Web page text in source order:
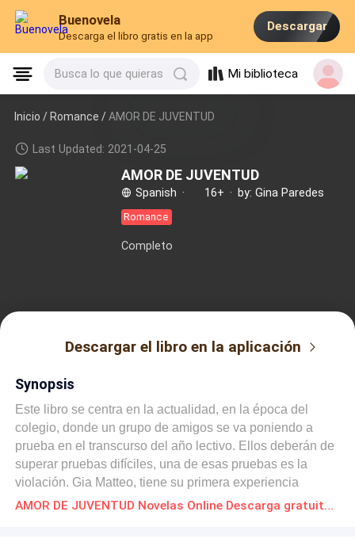
Buenovela
Descarga el libro gratis en la app
Descargar
Busca lo que quieras Mi biblioteca
Inicio /Romance /AMOR DE JUVENTUD
Last Updated: 2021-04-25
AMOR DE JUVENTUD
Spanish · 16+ · by: Gina Paredes
Romance
Completo
Descargar el libro en la aplicación
Synopsis
Este libro se centra en la actualidad, en la época del
colegio, donde un grupo de amigos se va poniendo a
prueba en el transcurso del año lectivo. Ellos deberán de
superar pruebas difíciles, una de esas pruebas es la
violación. Gia Matteo, tiene su primera experiencia
traumática, al perder su virginidad mientras la violan y elAMOR DE JUVENTUD Novelas Online Descarga gratuita de PDF